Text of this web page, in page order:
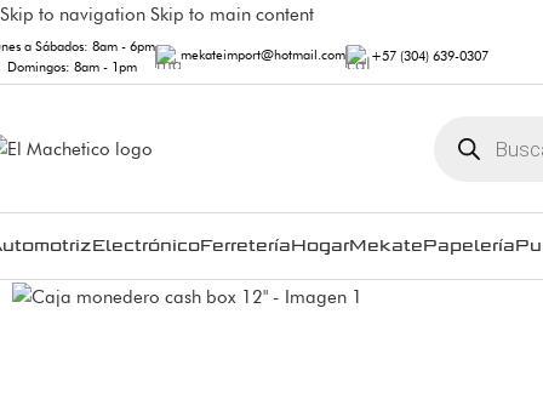
Skip to navigation Skip to main content
a Sábados: 8am - 6pm
Domingos: 8am - 1pm
mekateimport@hotmail.com +57 (304) 639-0307
ElectrónicoFerreteríaHogarMekatePapelería